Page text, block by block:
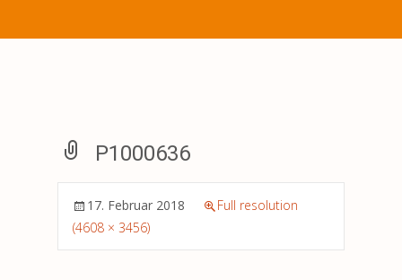
P1000636
17. Februar 2018
Full resolution
(4608 × 3456)